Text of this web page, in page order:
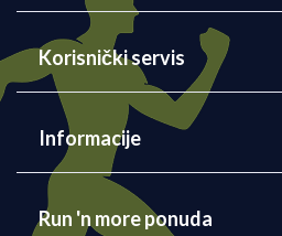
Korisnički servis
Informacije
Run 'n more ponuda